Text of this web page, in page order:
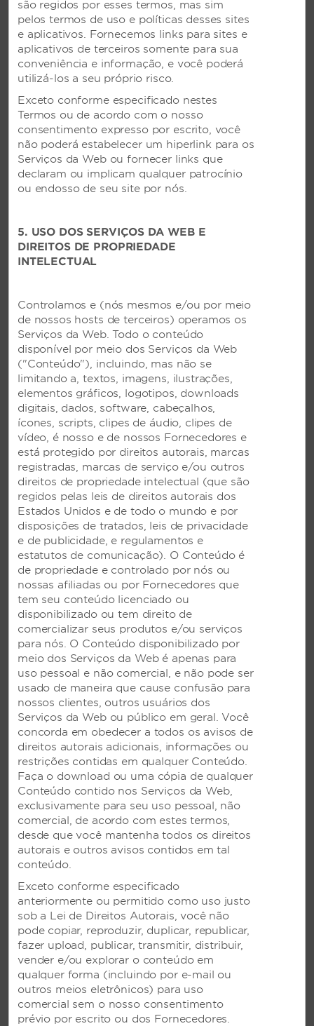
Casamentos pela Wyndham
"Nós fazemos” na Wyndham
Do jantar de ensaio à lua de mel, nossos hotéis
proporcionam cenários paradisíacos e serviços
exclusivos para fazer com que o dia que você
sempre sonhou se torna realidade, de forma
espetacular e inesquecível.
SAIBA MAIS
Wyndham Rewards®
Quando você ficar em hotéis Wyndham, você pode
ganhar pontos para noites gratuitas e resgatá-los
em mais de 8.000 hotéis Wyndham Rewards em
todo o mundo. Além disso, os membros aproveitam
as economias da nossa Melhor Tarifa Disponível.*
*Com exceção dos hotéis La Quinta by Wyndham.
REGISTRE-SE AGORA
go meet
O programa de recompensas mais generoso do
mundo para planejadores de reuniões. Com mais de
16 marcas hoteleiras de classe mundial, presentes
em mais de 70 países, você, com certeza,
encontrará o lugar certo para o seu próximo evento
– e será recompensando por isso com o go meet℠.
SAIBA MAIS
são regidos por esses termos, mas sim
pelos termos de uso e políticas desses sites
e aplicativos. Fornecemos links para sites e
aplicativos de terceiros somente para sua
conveniência e informação, e você poderá
utilizá-los a seu próprio risco.
Exceto conforme especificado nestes
Termos ou de acordo com o nosso
consentimento expresso por escrito, você
não poderá estabelecer um hiperlink para os
Serviços da Web ou fornecer links que
declaram ou implicam qualquer patrocínio
ou endosso de seu site por nós.
5. USO DOS SERVIÇOS DA WEB E
DIREITOS DE PROPRIEDADE
INTELECTUAL
Controlamos e (nós mesmos e/ou por meio
de nossos hosts de terceiros) operamos os
Serviços da Web. Todo o conteúdo
disponível por meio dos Serviços da Web
("Conteúdo"), incluindo, mas não se
limitando a, textos, imagens, ilustrações,
elementos gráficos, logotipos, downloads
digitais, dados, software, cabeçalhos,
ícones, scripts, clipes de áudio, clipes de
vídeo, é nosso e de nossos Fornecedores e
está protegido por direitos autorais, marcas
registradas, marcas de serviço e/ou outros
direitos de propriedade intelectual (que são
regidos pelas leis de direitos autorais dos
Estados Unidos e de todo o mundo e por
disposições de tratados, leis de privacidade
e de publicidade, e regulamentos e
estatutos de comunicação). O Conteúdo é
de propriedade e controlado por nós ou
nossas afiliadas ou por Fornecedores que
tem seu conteúdo licenciado ou
disponibilizado ou tem direito de
comercializar seus produtos e/ou serviços
para nós. O Conteúdo disponibilizado por
meio dos Serviços da Web é apenas para
uso pessoal e não comercial, e não pode ser
usado de maneira que cause confusão para
nossos clientes, outros usuários dos
Serviços da Web ou público em geral. Você
concorda em obedecer a todos os avisos de
direitos autorais adicionais, informações ou
restrições contidas em qualquer Conteúdo.
Faça o download ou uma cópia de qualquer
Conteúdo contido nos Serviços da Web,
exclusivamente para seu uso pessoal, não
comercial, de acordo com estes termos,
desde que você mantenha todos os direitos
autorais e outros avisos contidos em tal
conteúdo.
Exceto conforme especificado
anteriormente ou permitido como uso justo
sob a Lei de Direitos Autorais, você não
pode copiar, reproduzir, duplicar, republicar,
fazer upload, publicar, transmitir, distribuir,
vender e/ou explorar o conteúdo em
qualquer forma (incluindo por e-mail ou
outros meios eletrônicos) para uso
comercial sem o nosso consentimento
prévio por escrito ou dos Fornecedores.